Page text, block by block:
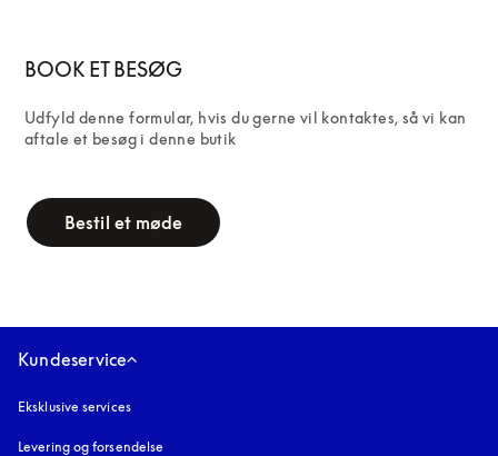
BOOK ET BESØG
Udfyld denne formular, hvis du gerne vil kontaktes, så vi kan
aftale et besøg i denne butik
Bestil et møde
Kundeservice
Eksklusive services
Levering og forsendelse